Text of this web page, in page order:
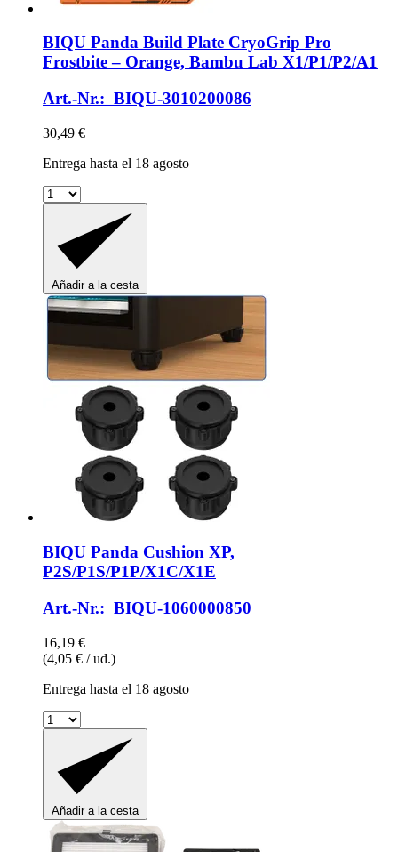
BIQU Panda Build Plate CryoGrip Pro
Frostbite – Orange, Bambu Lab X1/P1/P2/A1
Art.-Nr.: BIQU-3010200086
30,49 €
Entrega hasta el 18 agosto
Añadir a la cesta
BIQU Panda Cushion XP,
P2S/P1S/P1P/X1C/X1E
Art.-Nr.: BIQU-1060000850
16,19 €
(4,05 € / ud.)
Entrega hasta el 18 agosto
Añadir a la cesta